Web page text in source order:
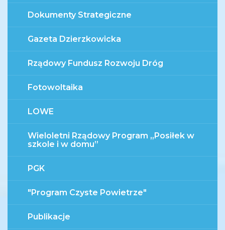
Dokumenty Strategiczne
Gazeta Dzierzkowicka
Rządowy Fundusz Rozwoju Dróg
Fotowoltaika
LOWE
Wieloletni Rządowy Program „Posiłek w
szkole i w domu”
PGK
"Program Czyste Powietrze"
Publikacje